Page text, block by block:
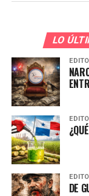
LO
DE